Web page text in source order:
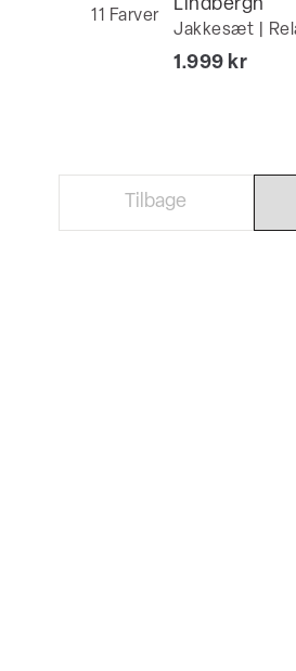
11 Farver
Lindbergh
Jakkesæt |
I alt (inkl.
1.999 kr
Tilbage